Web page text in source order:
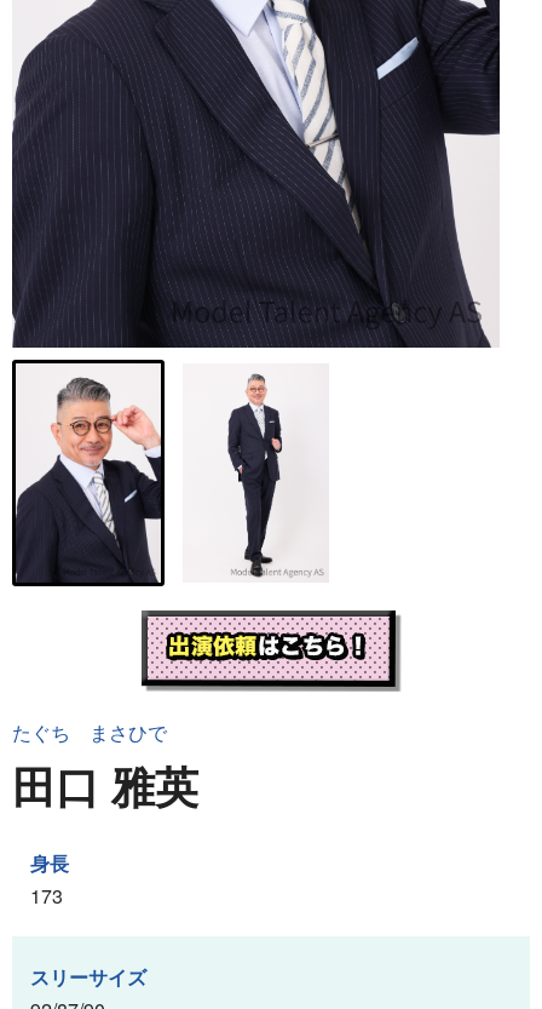
たぐち まさひで
田口 雅英
身長
173
スリーサイズ